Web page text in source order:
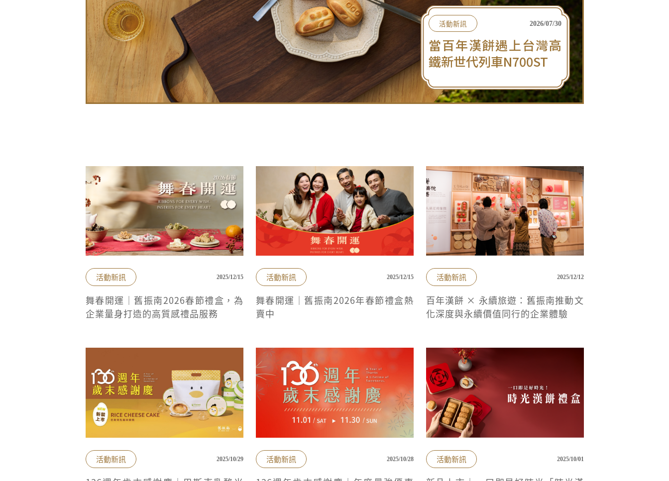
活動新訊 2026/07/30
當百年漢餅遇上台灣高
鐵新世代列車N700ST
活動新訊 2025/12/15
舞春開運｜舊振南2026春節禮盒，為
企業量身打造的高質感禮品服務
活動新訊 2025/12/15
舞春開運｜舊振南2026年春節禮盒熱
賣中
活動新訊 2025/12/12
百年漢餅 × 永續旅遊：舊振南推動文
化深度與永續價值同行的企業體驗
活動新訊 2025/10/29 活動新訊 2025/10/28 活動新訊 2025/10/01